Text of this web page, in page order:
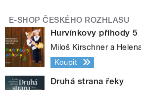
E-SHOP ČESKÉHO ROZHLASU
Hurvínkovy příhody 5
Miloš Kirschner a
Koupit
Druhá strana řeky